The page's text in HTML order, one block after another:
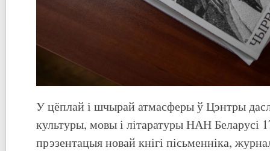
У цёплай і шчырай атмасферы ў Цэнтры
культуры, мовы і літаратуры НАН Беларусі
прэзентацыя новай кнігі пісьменніка,